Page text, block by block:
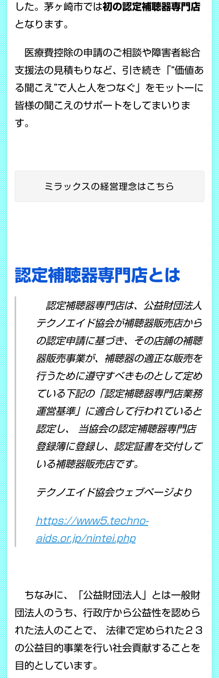
した。茅ヶ崎市では初の認定補聴器専門店
となります。
医療費控除の申請のご相談や障害者総合
支援法の見積もりなど、引き続き「“価値あ
る聞こえ”で人と人をつなぐ」をモットーに
皆様の聞こえのサポートをしてまいりま
す。
ミラックスの経営理念はこちら
認定補聴器専門店とは
認定補聴器専門店は、公益財団法人
テクノエイド協会が補聴器販売店から
の認定申請に基づき、その店舗の補聴
器販売事業が、補聴器の適正な販売を
行うために遵守すべきものとして定め
ている下記の「認定補聴器専門店業務
運営基準」に適合して行われていると
認定し、 当協会の認定補聴器専門店
登録簿に登録し、認定証書を交付して
いる補聴器販売店です。
テクノエイド協会ウェブページより
https://www5.techno-
aids.or.jp/nintei.php
ちなみに、「公益財団法人」とは一般財
団法人のうち、行政庁から公益性を認めら
れた法人のことで、 法律で定められた２３
の公益目的事業を行い社会貢献することを
目的としています。